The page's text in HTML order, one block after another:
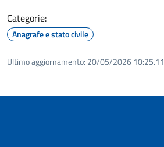
Categorie:
Anagrafe e stato civile
Ultimo aggiornamento: 20/05/2026 10:25.11